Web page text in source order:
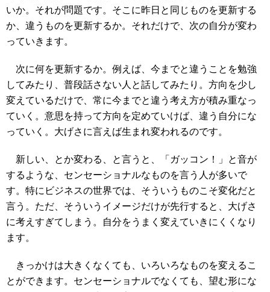
いか。それが問題です。そこに昨日と同じものを更新する
か、違うものを更新するか。それだけで、次の自分が変わ
っていきます。
次に何を更新するか。例えば、今までと違うことを勉強
してみたり、普段話さない人と話してみたり。方向を少し
変えているだけで、常に今までと違う考え方が積み重なっ
ていく。意思を持って方向を定めていけば、違う自分にな
っていく。大げさに言えば生まれ変われるのです。
新しい、とか変わる、と言うと、「ガッコン！」と音が
するような、センセーショナルなものを言う人が多いで
す。特にビジネスの世界では、そういうものこそ変化だと
言う。ただ、そういうイメージだけが先行すると、大げさ
に考えすぎてしまう。自分をうまく変えていきにくくなり
ます。
きっかけは大きくなくても、いろいろなものを変えるこ
とができます。センセーショナルでなくても、望む形にな